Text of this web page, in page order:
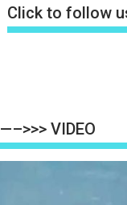
Click to follow
—–>>> VIDEO